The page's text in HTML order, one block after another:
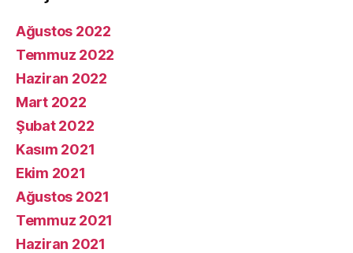
Ağustos 2022
Temmuz 2022
Haziran 2022
Mart 2022
Şubat 2022
Kasım 2021
Ekim 2021
Ağustos 2021
Temmuz 2021
Haziran 2021